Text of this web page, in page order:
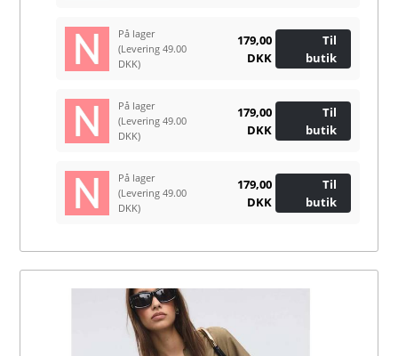
På lager
(Levering 49.00
DKK)
179,00
DKK
Til
butik
På lager
(Levering 49.00
DKK)
179,00
DKK
Til
butik
På lager
(Levering 49.00
DKK)
179,00
DKK
Til
butik